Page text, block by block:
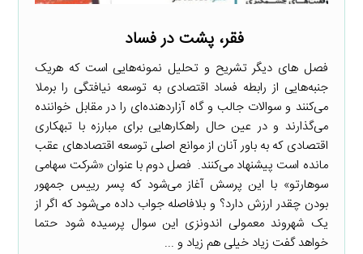
فقر، پشت در فساد
فصل های دیگر تشریح و تحلیل نمونه‌هایی است که هریک
جنبه‌هایی از رابطه فساد اقتصادی به توسعه نیافتگی را برملا
می‌کنند و سوالات جالب و گاه آزاردهنده‌ای را در مقابل خواننده
می‌گذارند و در عین حال راهکارهایی برای مبارزه با تبهکاری
اقتصادی که به باور آنان از موانع اصلی توسعه اقتصادهای عقب
مانده است پیشنهاد می‌کنند. فصل دوم با عنوان «شرکت سهامی
سوهارتو» با این پرسش آغاز می‌شود که پسر رییس جمهور
بودن چقدر ارزش دارد؟ و بلافاصله جواب داده می‌شود که اگر از
یک شهروند معمولی اندونزی این سوال پرسیده شود حتما
خواهد گفت زیاد خیلی هم زیاد و ...